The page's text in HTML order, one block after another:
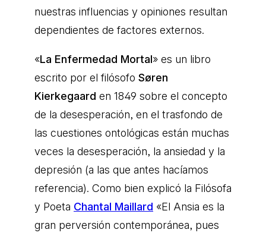
nuestras influencias y opiniones resultan
dependientes de factores externos.
«La Enfermedad Mortal» es un libro
escrito por el filósofo Søren
Kierkegaard en 1849 sobre el concepto
de la desesperación, en el trasfondo de
las cuestiones ontológicas están muchas
veces la desesperación, la ansiedad y la
depresión (a las que antes hacíamos
referencia). Como bien explicó la Filósofa
y Poeta Chantal Maillard «El Ansia es la
gran perversión contemporánea, pues